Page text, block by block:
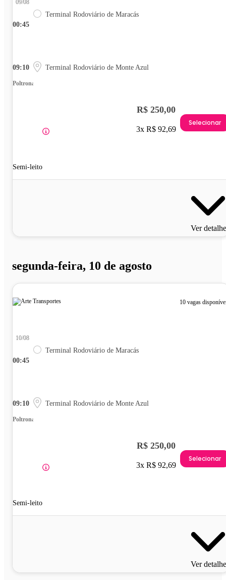
00:45
09/08
Terminal Rodoviário de Maracás
09:10 Terminal Rodoviário de Monte Azul
Poltrona
Semi-leito
R$ 250,00
3x R$ 92,69
Selecionar
Ver
segunda-feira, 10 de agosto
10 vagas
00:45
10/08
Terminal Rodoviário de Maracás
09:10 Terminal Rodoviário de Monte Azul
Poltrona
Semi-leito
R$ 250,00
3x R$ 92,69
Selecionar
Ver